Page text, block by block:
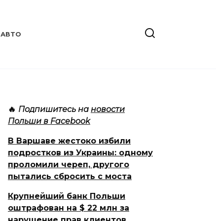
АВТО
🔥 Подпишитесь на новости
Польши в Facebook
В Варшаве жестоко избили
подростков из Украины: одному
проломили череп, другого
пытались сбросить с моста
Крупнейший банк Польши
оштрафован на $ 22 млн за